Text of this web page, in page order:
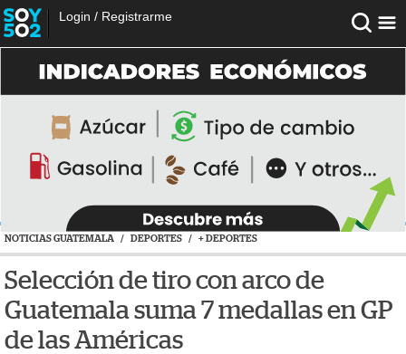
Login / Registrarme
NOTICIAS GUATEMALA / DEPORTES / + DEPORTES
Selección de tiro con arco de
Guatemala suma 7 medallas en GP
de las Américas